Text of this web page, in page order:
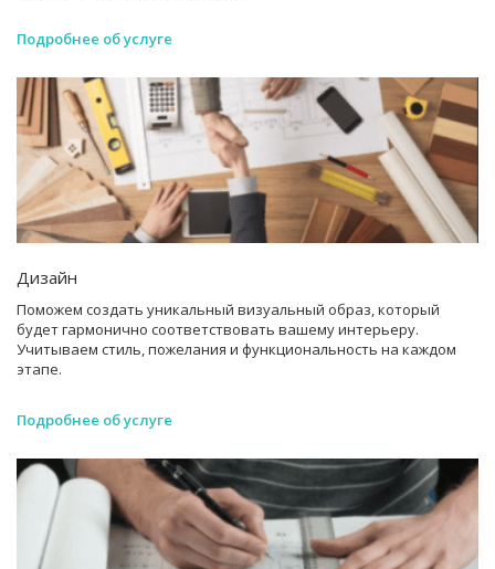
Подробнее об услуге
Дизайн
Поможем создать уникальный визуальный образ, который
будет гармонично соответствовать вашему интерьеру.
Учитываем стиль, пожелания и функциональность на каждом
этапе.
Подробнее об услуге